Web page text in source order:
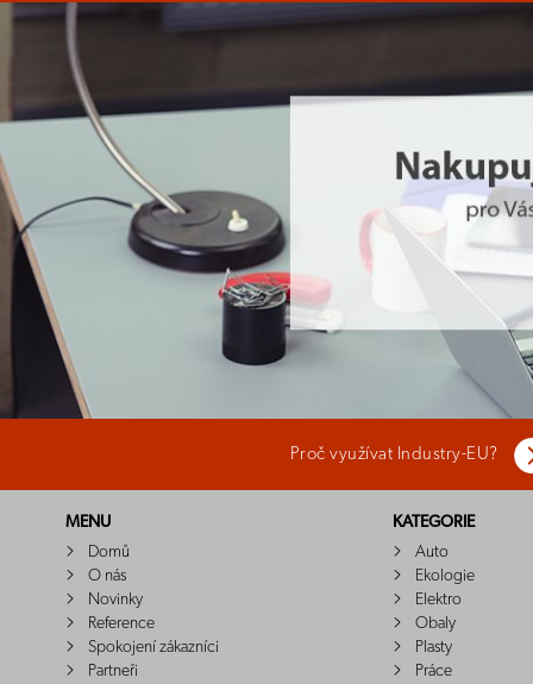
Proč využívat Industry-EU?
MENU
Domů
O nás
Novinky
Reference
Spokojení zákazníci
Partneři
KATEGORIE
Auto
Ekologie
Elektro
Obaly
Plasty
Práce